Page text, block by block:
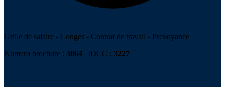
Grille de salaire - Conges - Contrat de travail - Prevoyance
Numero brochure : 3064 | IDCC : 3227